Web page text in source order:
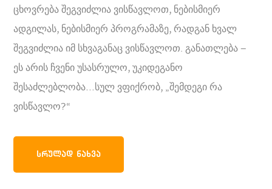
ცხოვრება შეგვიძლია ვისწავლოთ, ნებისმიერ
ადგილას, ნებისმიერ პროგრამაზე, რადგან ხვალ
შეგვიძლია იმ სხვაგანაც ვისწავლოთ. განათლება –
ეს არის ჩვენი უსასრულო, უკიდეგანო
შესაძლებლობა…სულ ვფიქრობ, „შემდეგი რა
ვისწავლო?“
ᲡᲠᲣᲚᲐᲓ ᲜᲐᲮᲕᲐ